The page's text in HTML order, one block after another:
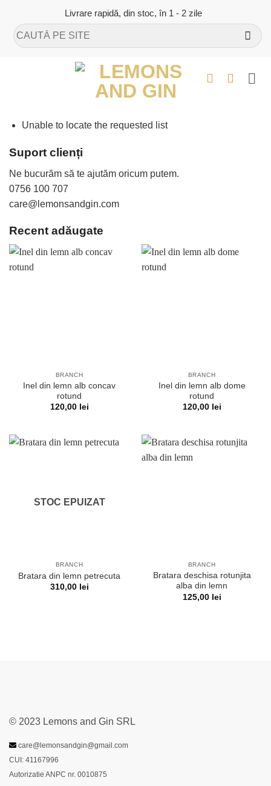
content
Livrare rapidă, din stoc, în 1 - 2 zile
Caută
după:
Unable to locate the requested list
Suport clienți
Ne bucurăm să te ajutăm oricum putem.
0756 100 707
care@lemonsandgin.com
Recent adăugate
BRANCH
Inel din lemn alb concav
rotund
120,00 lei
BRANCH
Inel din lemn alb dome
rotund
120,00 lei
STOC EPUIZAT
BRANCH
Bratara din lemn petrecuta
310,00 lei
BRANCH
Bratara deschisa rotunjita
alba din lemn
125,00 lei
© 2023 Lemons and Gin SRL
care@lemonsandgin@gmail.com
CUI: 41167996
Autorizatie ANPC nr. 0010875